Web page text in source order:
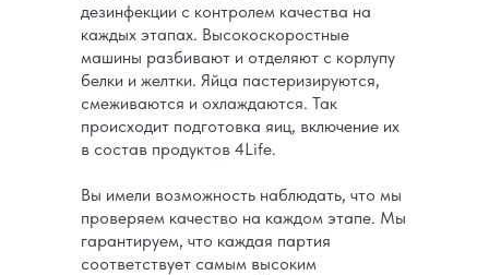
дезинфекции с контролем качества на
каждых этапах. Высокоскоростные
машины разбивают и отделяют с корлупу
белки и желтки. Яйца пастеризируются,
смеживаются и охлаждаются. Так
происходит подготовка яиц, включение их
в состав продуктов 4Life.
Вы имели возможность наблюдать, что мы
проверяем качество на каждом этапе. Мы
гарантируем, что каждая партия
соответствует самым высоким